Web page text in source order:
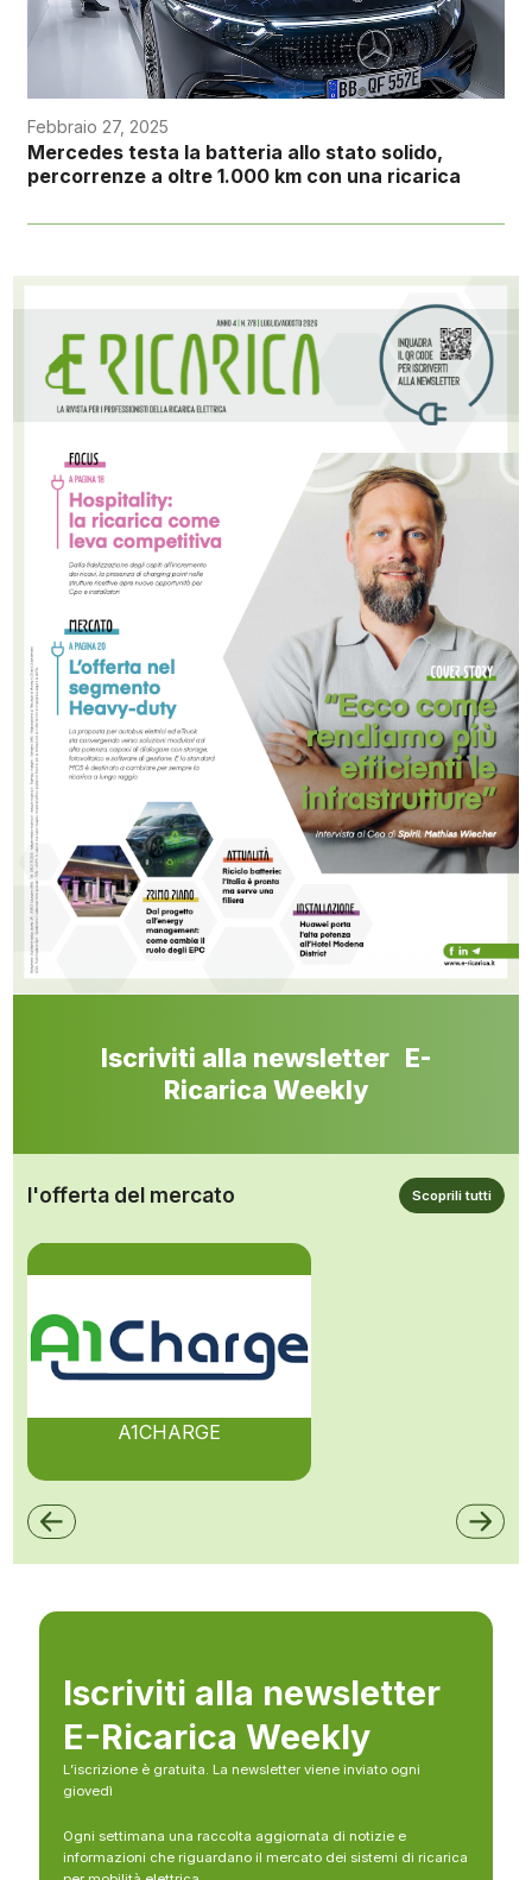
Febbraio 27, 2025
Mercedes testa la batteria allo stato solido,
percorrenze a oltre 1.000 km con una ricarica
Iscriviti alla newsletter E-
Ricarica Weekly
l'offerta del mercato Scoprili tutti
A1CHARGE
Iscriviti alla newsletter
E-Ricarica Weekly
L’iscrizione è gratuita. La newsletter viene inviato ogni
giovedì
Ogni settimana una raccolta aggiornata di notizie e
informazioni che riguardano il mercato dei sistemi di ricarica